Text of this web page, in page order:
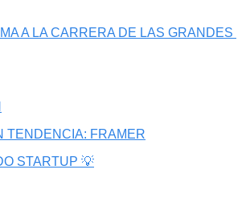
A LA CARRERA DE LAS GRANDES
TENDENCIA: FRAMER
STARTUP 💡